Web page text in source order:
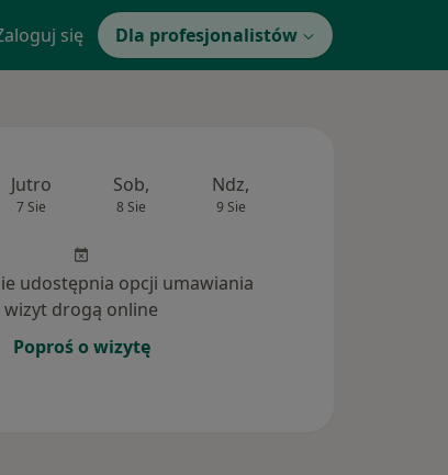
się Dla profesjonalistów
Jutro
7 Sie
Sob,
8 Sie
Ndz,
9 Sie
udostępnia opcji umawiania
wizyt drogą online
Poproś o wizytę